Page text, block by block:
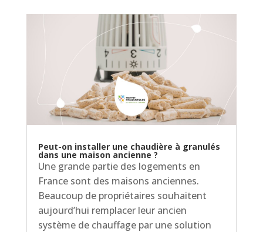
Peut-on installer une chaudière à granulés
dans une maison ancienne ?
Une grande partie des logements en
France sont des maisons anciennes.
Beaucoup de propriétaires souhaitent
aujourd’hui remplacer leur ancien
système de chauffage par une solution